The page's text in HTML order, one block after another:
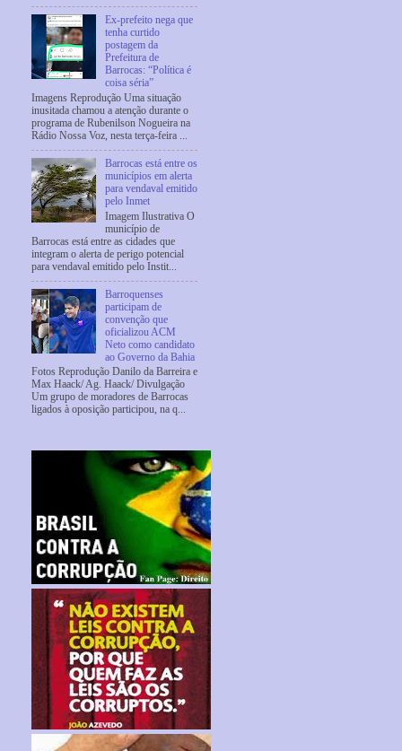
Ex-prefeito nega que
tenha curtido
postagem da
Prefeitura de
Barrocas: “Política é
coisa séria”
Imagens Reprodução Uma situação
inusitada chamou a atenção durante o
programa de Rubenilson Nogueira na
Rádio Nossa Voz, nesta terça-feira ...
Barrocas está entre os
municípios em alerta
para vendaval emitido
pelo Inmet
Imagem Ilustrativa O
município de
Barrocas está entre as cidades que
integram o alerta de perigo potencial
para vendaval emitido pelo Instit...
Barroquenses
participam de
convenção que
oficializou ACM
Neto como candidato
ao Governo da Bahia
Fotos Reprodução Danilo da Barreira e
Max Haack/ Ag. Haack/ Divulgação
Um grupo de moradores de Barrocas
ligados à oposição participou, na q...